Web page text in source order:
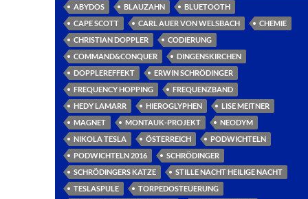
ABYDOS BLAUZAHN
BLUETOOTH
CAPE SCOTT
CARL AUER VON WELSBACH
CHEMIE
CHRISTIAN DOPPLER
CODIERUNG
COMMAND&CONQUER
DINGENSKIRCHEN
DOPPLEREFFEKT
ERWIN SCHRÖDINGER
FREQUENCY HOPPING
FREQUENZBAND
HEDY LAMARR
HIEROGLYPHEN
LISE MEITNER
MAGNET
MONTAUK-PROJEKT
NEODYM
NIKOLA TESLA
ÖSTERREICH
PODWICHTELN
PODWICHTELN 2016
SCHRÖDINGER
SCHRÖDINGERS KATZE
STILLE NACHT HEILIGE NACHT
TESLASPULE
TORPEDOSTEUERUNG